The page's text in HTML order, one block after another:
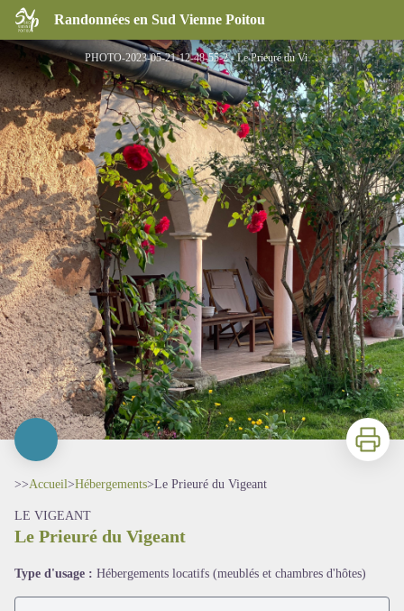
Randonnées en Sud Vienne Poitou
Le Prieuré du Vigeant
PHOTO-2023-05-21-12-48-55-2 - Le Prieuré du Vigeant
Imprimer
>>Accueil>Hébergements>Le Prieuré du Vigeant
LE VIGEANT
Le Prieuré du Vigeant
Type d'usage : Hébergements locatifs (meublés et chambres d'hôtes)